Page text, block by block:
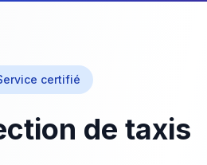
certifié
de taxis